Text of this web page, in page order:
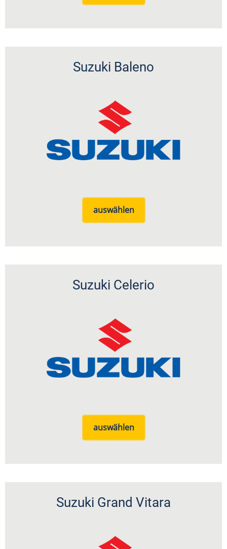
Suzuki Baleno
auswählen
Suzuki Celerio
auswählen
Suzuki Grand Vitara